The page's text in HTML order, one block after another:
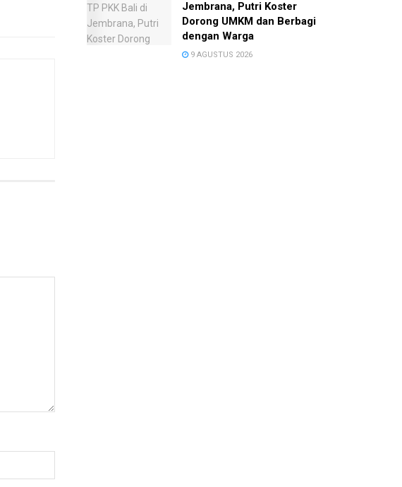
Jembrana, Putri Koster
Dorong UMKM dan Berbagi
dengan Warga
9 AGUSTUS 2026